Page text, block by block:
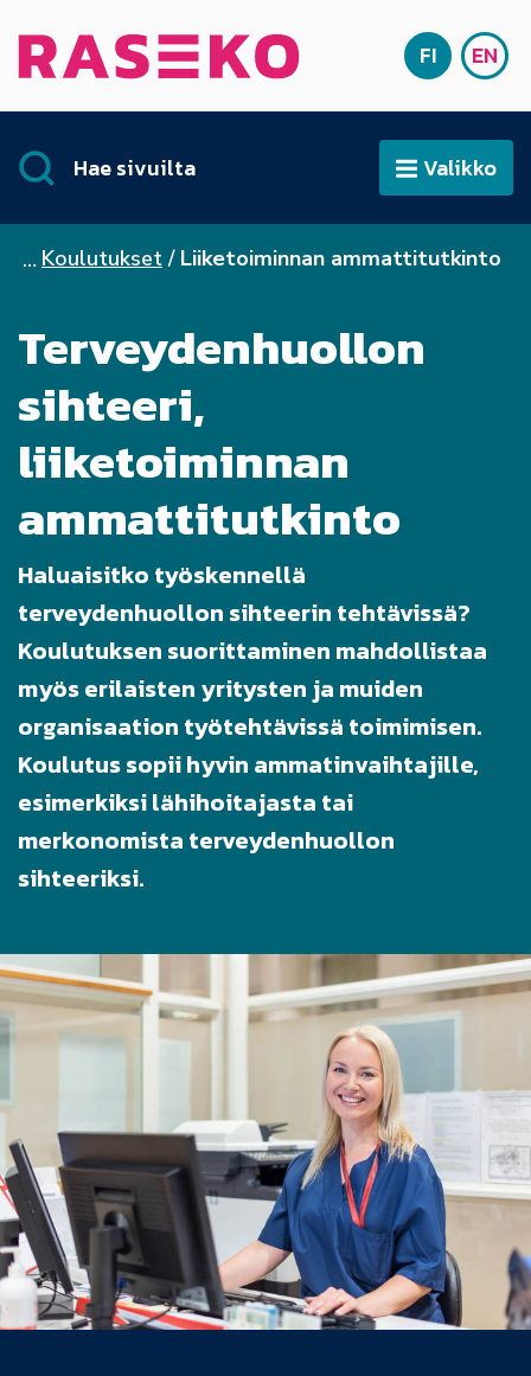
Etusivu SUOMI
FI EN
Hae sivuilta AvaaValikko
Koulutukset Liiketoiminnan ammattitutkinto
Terveydenhuollon
sihteeri,
liiketoiminnan
ammattitutkinto
Haluaisitko työskennellä
terveydenhuollon sihteerin tehtävissä?
Koulutuksen suorittaminen mahdollistaa
myös erilaisten yritysten ja muiden
organisaation työtehtävissä toimimisen.
Koulutus sopii hyvin ammatinvaihtajille,
esimerkiksi lähihoitajasta tai
merkonomista terveydenhuollon
sihteeriksi.